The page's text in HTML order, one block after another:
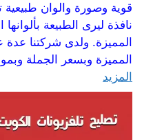
قوية وصورة والوان
نافذة ليرى الطبيعة
المميزة. ولدى شركتنا
المميزة وبسعر الجملة
المزيد